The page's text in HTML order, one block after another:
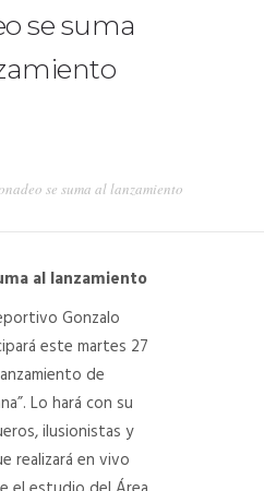
se suma
se suma al lanzamiento
al lanzamiento
Gonzalo
este martes 27
de
Lo hará con su
ilusionistas y
realizará en vivo